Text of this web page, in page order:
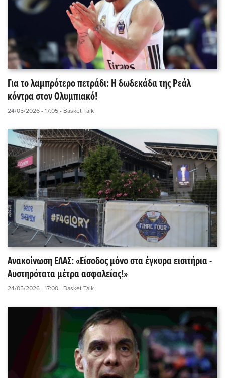
Για το λαμπρότερο πετράδι: Η δωδεκάδα της Ρεάλ
κόντρα στον Ολυμπιακό!
24/05/2026 - 17:05 - Basket Talk
Ανακοίνωση ΕΛΑΣ: «Είσοδος μόνο στα έγκυρα εισιτήρια -
Αυστηρότατα μέτρα ασφαλείας!»
24/05/2026 - 17:00 - Basket Talk